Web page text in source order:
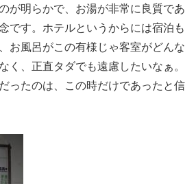
が明らかで、お湯が非常に良質であ
です。ホテルというからには宿泊も
お風呂がこの有様じゃ客室がどんな
く、正直タダでも遠慮したいなぁ。
ったのは、この時だけであったと信